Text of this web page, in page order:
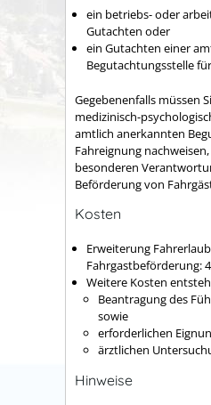
ein betriebs- oder
Gutachten oder
ein Gutachten einer
Begutachtungsstelle
Gegebenenfalls müssen
medizinisch-
amtlich anerkannten
Fahreignung
besonderen
Beförderung von
Kosten
Erweiterung
Fahrgastbeförderung:
Weitere Kosten
Beantragung des
sowie
erforderlichen
ärztlichen
Hinweise